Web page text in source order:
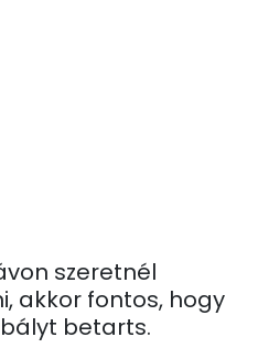
szeretnél
akkor fontos, hogy
betarts.